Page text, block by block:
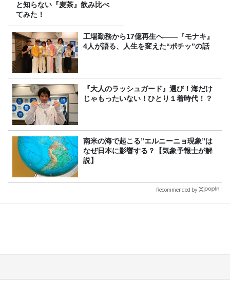
と知らない『麦茶』飲み比べ
てみた！
工場勤務から17億再生へ——『モナキ』
4人が語る、人生を変えた“ポチッ”の話
『大人のラッシュガード』選び！海だけ
じゃもったいない！ひとり１着時代！？
南米の海で起こる”エルニーニョ現象”は
なぜ日本に影響する？【気象予報士が解
説】
Recommended by